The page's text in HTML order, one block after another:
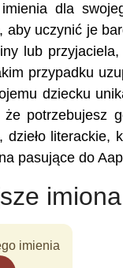
dla
aby uczynić je
lub
przypadku
dziecku
potrzebujesz
dzieło
pasujące do
imienia